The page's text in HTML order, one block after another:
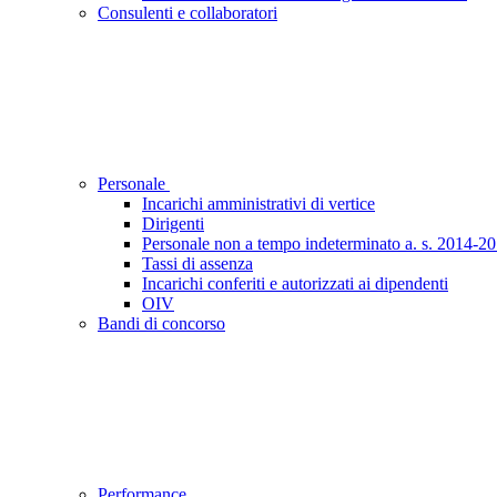
Consulenti e collaboratori
Personale
Incarichi amministrativi di vertice
Dirigenti
Personale non a tempo indeterminato a. s. 2014-
Tassi di assenza
Incarichi conferiti e autorizzati ai dipendenti
OIV
Bandi di concorso